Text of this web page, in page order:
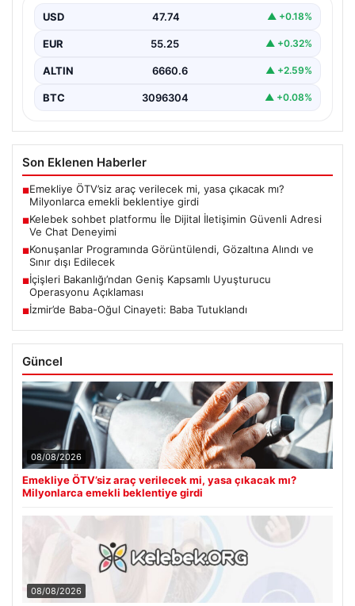
Dijital ortamında bireylerin seviyeli bir biçimde irtibat
USD 47.74 ▲ +0.18%
EUR 55.25 ▲ +0.32%
ALTIN 6660.6 ▲ +2.59%
BTC 3096304 ▲ +0.08%
Son Eklenen Haberler
■Emekliye ÖTV’siz araç verilecek mi, yasa çıkacak mı?
Milyonlarca emekli beklentiye girdi
■Kelebek sohbet platformu İle Dijital İletişimin Güvenli Adresi
Ve Chat Deneyimi
■Konuşanlar Programında Görüntülendi, Gözaltına Alındı ve
Sınır dışı Edilecek
■İçişleri Bakanlığı’ndan Geniş Kapsamlı Uyuşturucu
Operasyonu Açıklaması
■İzmir’de Baba-Oğul Cinayeti: Baba Tutuklandı
Güncel
08/08/2026
Emekliye ÖTV’siz araç verilecek mi, yasa çıkacak mı?
Milyonlarca emekli beklentiye girdi
08/08/2026